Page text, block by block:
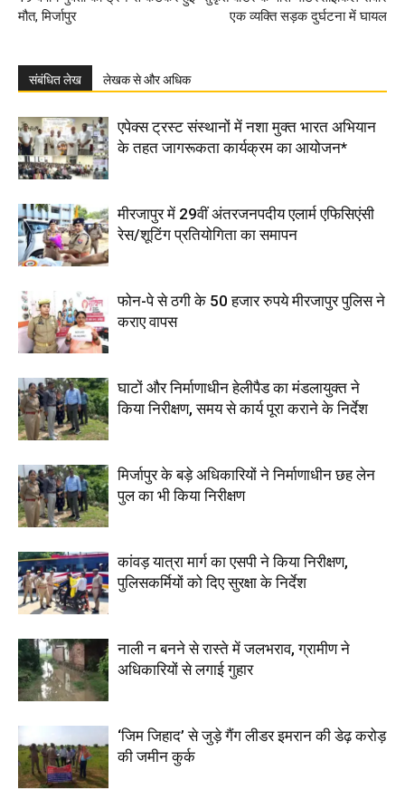
मौत, मिर्जापुर
एक व्यक्ति सड़क दुर्घटना में घायल
संबंधित लेख लेखक से और अधिक
एपेक्स ट्रस्ट संस्थानों में नशा मुक्त भारत अभियान
के तहत जागरूकता कार्यक्रम का आयोजन*
मीरजापुर में 29वीं अंतरजनपदीय एलार्म एफिसिएंसी
रेस/शूटिंग प्रतियोगिता का समापन
फोन-पे से ठगी के 50 हजार रुपये मीरजापुर पुलिस ने
कराए वापस
घाटों और निर्माणाधीन हेलीपैड का मंडलायुक्त ने
किया निरीक्षण, समय से कार्य पूरा कराने के निर्देश
मिर्जापुर के बड़े अधिकारियों ने निर्माणाधीन छह लेन
पुल का भी किया निरीक्षण
कांवड़ यात्रा मार्ग का एसपी ने किया निरीक्षण,
पुलिसकर्मियों को दिए सुरक्षा के निर्देश
नाली न बनने से रास्ते में जलभराव, ग्रामीण ने
अधिकारियों से लगाई गुहार
‘जिम जिहाद’ से जुड़े गैंग लीडर इमरान की डेढ़ करोड़
की जमीन कुर्क